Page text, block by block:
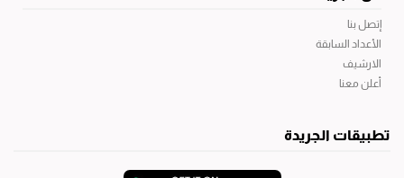
إتصل بنا
الأعداد السابقة
الارشيف
أعلن معنا
تطبيقات الجريدة